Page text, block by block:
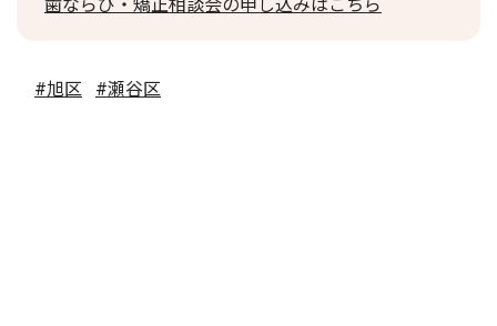
歯ならび・矯正相談会の申し込みはこちら
#旭区 #瀬谷区